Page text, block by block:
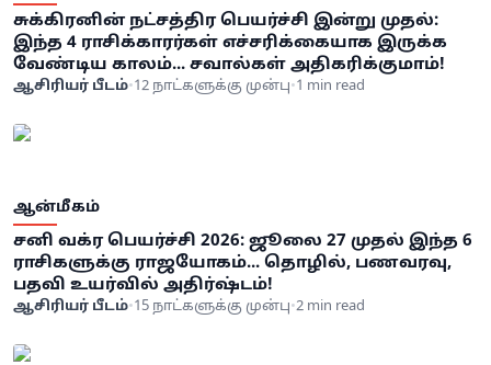
சுக்கிரனின் நட்சத்திர பெயர்ச்சி இன்று முதல்:
இந்த 4 ராசிக்காரர்கள் எச்சரிக்கையாக இருக்க
வேண்டிய காலம்... சவால்கள் அதிகரிக்குமாம்!
ஆசிரியர் பீடம்•12 நாட்களுக்கு முன்பு•1 min read
ஆன்மீகம்
சனி வக்ர பெயர்ச்சி 2026: ஜூலை 27 முதல் இந்த 6
ராசிகளுக்கு ராஜயோகம்... தொழில், பணவரவு,
பதவி உயர்வில் அதிர்ஷ்டம்!
ஆசிரியர் பீடம்•15 நாட்களுக்கு முன்பு•2 min read